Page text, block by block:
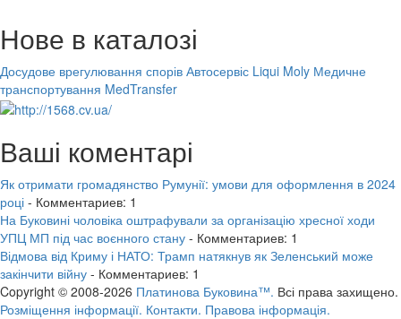
Нове в каталозі
Досудове врегулювання спорів Автосервіс Liqui Moly Медичне
транспортування MedTransfer
Ваші коментарі
Як отримати громадянство Румунії: умови для оформлення в 2024
році - Комментариев: 1
На Буковині чоловіка оштрафували за організацію хресної ходи
УПЦ МП під час воєнного стану - Комментариев: 1
Відмова від Криму і НАТО: Трамп натякнув як Зеленський може
закінчити війну - Комментариев: 1
Copyright © 2008-2026 Платинова Буковина™. Всі права захищено.
Розміщення інформації. Контакти. Правова інформація.